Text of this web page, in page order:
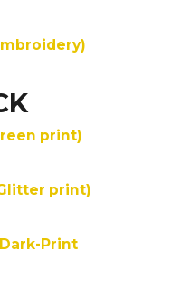
print)
print)
Print